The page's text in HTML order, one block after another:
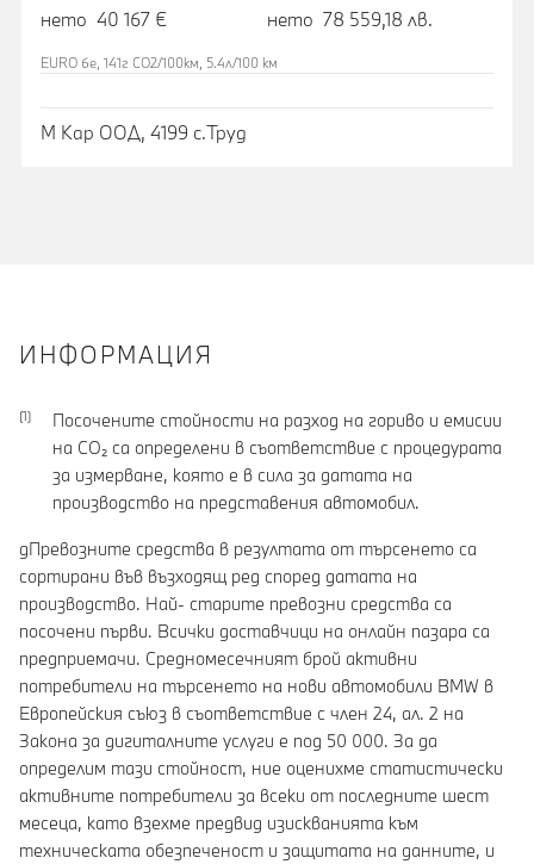
нето 40 167 € нето 78 559,18 лв.
EURO 6e, 141г CO2/100км, 5.4л/100 км
М Кар ООД, 4199 с.Труд
ИНФОРМАЦИЯ
Посочените стойности на разход на гориво и емисии
на CO₂ са определени в съответствие с процедурата
за измерване, която е в сила за датата на
производство на представения автомобил.
gПревозните средства в резултата от търсенето са
сортирани във възходящ ред според датата на
производство. Най- старите превозни средства са
посочени първи. Всички доставчици на онлайн пазара са
предприемачи. Средномесечният брой активни
потребители на търсенето на нови автомобили BMW в
Европейския съюз в съответствие с член 24, ал. 2 на
Закона за дигиталните услуги е под 50 000. За да
определим тази стойност, ние оценихме статистически
активните потребители за всеки от последните шест
месеца, като взехме предвид изискванията към
техническата обезпеченост и защитата на данните, и